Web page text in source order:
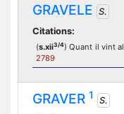
GRAVELE S.
Citations:
(s.xii3/4) Quant il vint
2789
GRAVER 1
S.